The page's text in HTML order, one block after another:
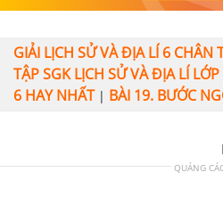
GIẢI LỊCH SỬ VÀ ĐỊA LÍ 6 CHÂN
TẬP SGK LỊCH SỬ VÀ ĐỊA LÍ
6 HAY NHẤT| BÀI 19. BƯỚC
QUẢNG